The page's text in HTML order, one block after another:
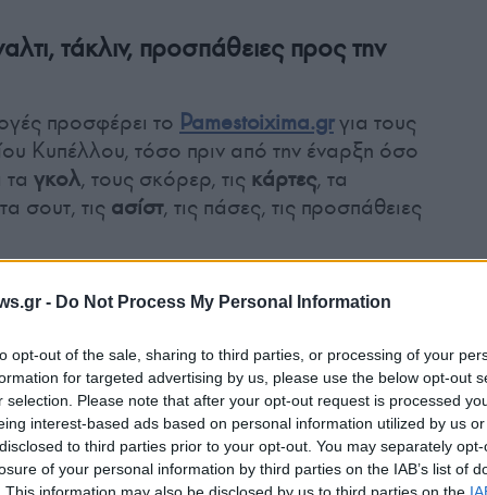
- Do Not Process My Personal Information
opt-out of the sale, sharing to third parties, or processing of your
for targeted advertising by us, please use the below opt-out
selection. Please note that after your opt-out request is processed
interest-based ads based on personal information utilized by us
to third parties prior to your opt-out. You may separately
of your personal information by third parties on the IAB’s list of
This information may also be disclosed by us to third parties on the
τάκλιν, προσπάθειες προς την
προσφέρει το Pamestoixima.grγια τους
Κυπέλλου, τόσο πριν από την έναρξη όσο
τα γκολ, τους σκόρερ, τις κάρτες, τα
σουτ, τις ασίστ, τις πάσες, τις προσπάθειες
και στους 4 αγώνες την αγορά«Τελικό
.
προσφέρονται και ειδικά
για τους αγώνες του Παγκοσμίου